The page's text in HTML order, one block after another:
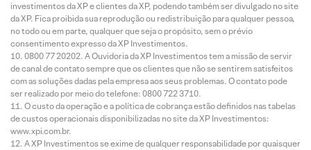
investimentos da XP e clientes da XP, podendo também ser divulgado no site
da XP. Fica proibida sua reprodução ou redistribuição para qualquer pessoa,
no todo ou em parte, qualquer que seja o propósito, sem o prévio
consentimento expresso da XP Investimentos.
0800 77 20202. A Ouvidoria da XP Investimentos tem a missão de servir
de canal de contato sempre que os clientes que não se sentirem satisfeitos
com as soluções dadas pela empresa aos seus problemas. O contato pode
ser realizado por meio do telefone: 0800 722 3710.
O custo da operação e a política de cobrança estão definidos nas tabelas
de custos operacionais disponibilizadas no site da XP Investimentos:
www.xpi.com.br.
A XP Investimentos se exime de qualquer responsabilidade por quaisquer